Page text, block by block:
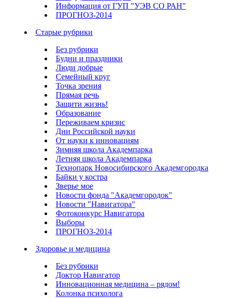
Информация от ГУП "УЭВ СО РАН"
ПРОГНОЗ-2014
Старые рубрики
Без рубрики
Будни и праздники
Люди добрые
Семейный круг
Точка зрения
Прямая речь
Защити жизнь!
Образование
Переживаем кризис
Дни Российской науки
От науки к инновациям
Зимняя школа Академпарка
Летняя школа Академпарка
Технопарк Новосибирского Академгородка
Байки у костра
Зверье мое
Новости фонда "Академгородок"
Новости "Навигатора"
Фотоконкурс Навигатора
Выборы
ПРОГНОЗ-2014
Здоровье и медицина
Без рубрики
Доктор Навигатор
Инновационная медицина – рядом!
Колонка психолога